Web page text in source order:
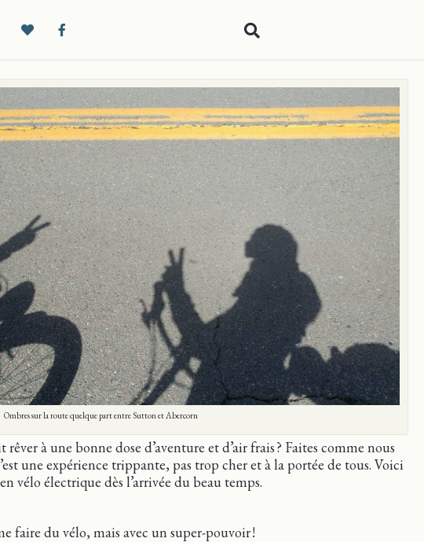
Ombres sur la route quelque part entre Sutton et Abercorn
à une bonne dose d’aventure et d’air frais ? Faites comme nous
une expérience trippante, pas trop cher et à la portée de tous. Voici
vélo électrique dès l’arrivée du beau temps.
faire du vélo, mais avec un super-pouvoir !